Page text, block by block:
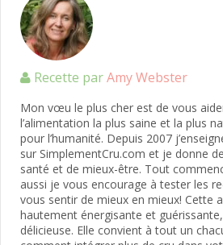
Recette parAmy Webster
Mon vœu le plus cher est de vous
l’alimentation la plus saine et la plus
pour l’humanité. Depuis 2007
sur SimplementCru.com et je donne
santé et de mieux-être. Tout
aussi je vous encourage à tester les
vous sentir de mieux en mieux! Cette
hautement énergisante et guérissante,
délicieuse. Elle convient à tout un